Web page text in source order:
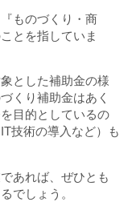
ものづくり・商
とを指していま
とした補助金の様
くり補助金はあく
目的としているの
技術の導入など）も
あれば、ぜひとも
でしょう。